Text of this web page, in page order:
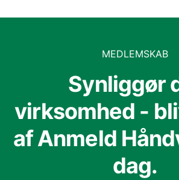
MEDLEMSKAB
Synliggør
virksomhed -
af Anmeld
dag.